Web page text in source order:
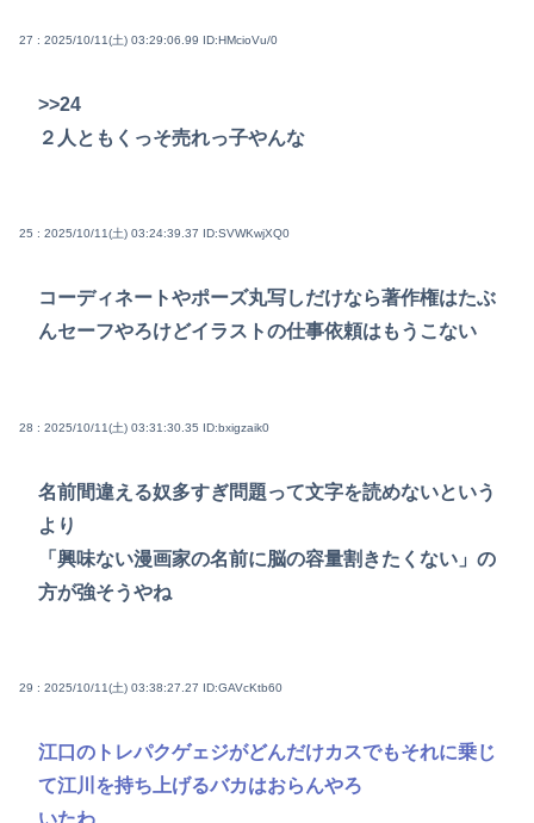
27 : 2025/10/11(土) 03:29:06.99 ID:HMcioVu/0
>>24
２人ともくっそ売れっ子やんな
25 : 2025/10/11(土) 03:24:39.37 ID:SVWKwjXQ0
コーディネートやポーズ丸写しだけなら著作権はたぶ
んセーフやろけどイラストの仕事依頼はもうこない
28 : 2025/10/11(土) 03:31:30.35 ID:bxigzaik0
名前間違える奴多すぎ問題って文字を読めないという
より
「興味ない漫画家の名前に脳の容量割きたくない」の
方が強そうやね
29 : 2025/10/11(土) 03:38:27.27 ID:GAVcKtb60
江口のトレパクゲェジがどんだけカスでもそれに乗じ
て江川を持ち上げるバカはおらんやろ